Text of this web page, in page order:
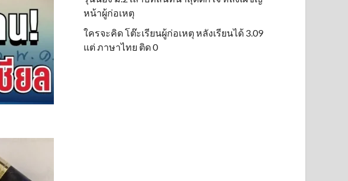
หน้าผู้ก่อเหตุ
ใครจะคิด โต๊ะเรียนผู้ก่อเหตุ หลังเรียนได้ 3.09
แต่ ภาษาไทย ติด 0